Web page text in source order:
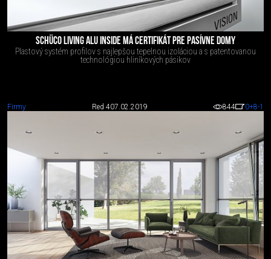
SCHÜCO LIVING ALU INSIDE MÁ CERTIFIKÁT PRE PASÍVNE DOMY
Plastový systém profilov s najlepšou tepelnou izoláciou a s patentovanou
technológiou hliníkových pásikov
Firmy Red 407.02.2019 844 0+8-1